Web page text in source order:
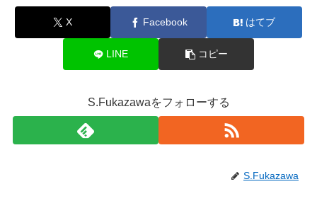
X Facebook はてブ
LINE コピー
S.Fukazawaをフォローする
S.Fukazawa